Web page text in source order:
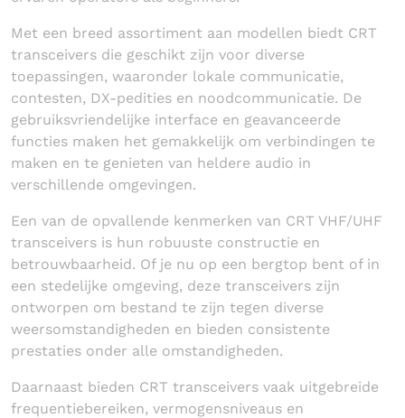
Met een breed assortiment aan modellen biedt CRT
transceivers die geschikt zijn voor diverse
toepassingen, waaronder lokale communicatie,
contesten, DX-pedities en noodcommunicatie. De
gebruiksvriendelijke interface en geavanceerde
functies maken het gemakkelijk om verbindingen te
maken en te genieten van heldere audio in
verschillende omgevingen.
Een van de opvallende kenmerken van CRT VHF/UHF
transceivers is hun robuuste constructie en
betrouwbaarheid. Of je nu op een bergtop bent of in
een stedelijke omgeving, deze transceivers zijn
ontworpen om bestand te zijn tegen diverse
weersomstandigheden en bieden consistente
prestaties onder alle omstandigheden.
Daarnaast bieden CRT transceivers vaak uitgebreide
frequentiebereiken, vermogensniveaus en